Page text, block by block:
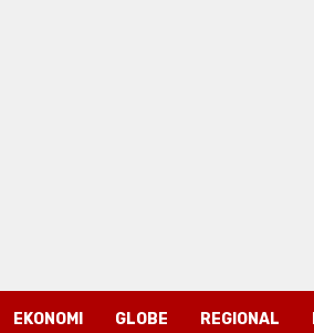
EKONOMI GLOBE REGIONAL